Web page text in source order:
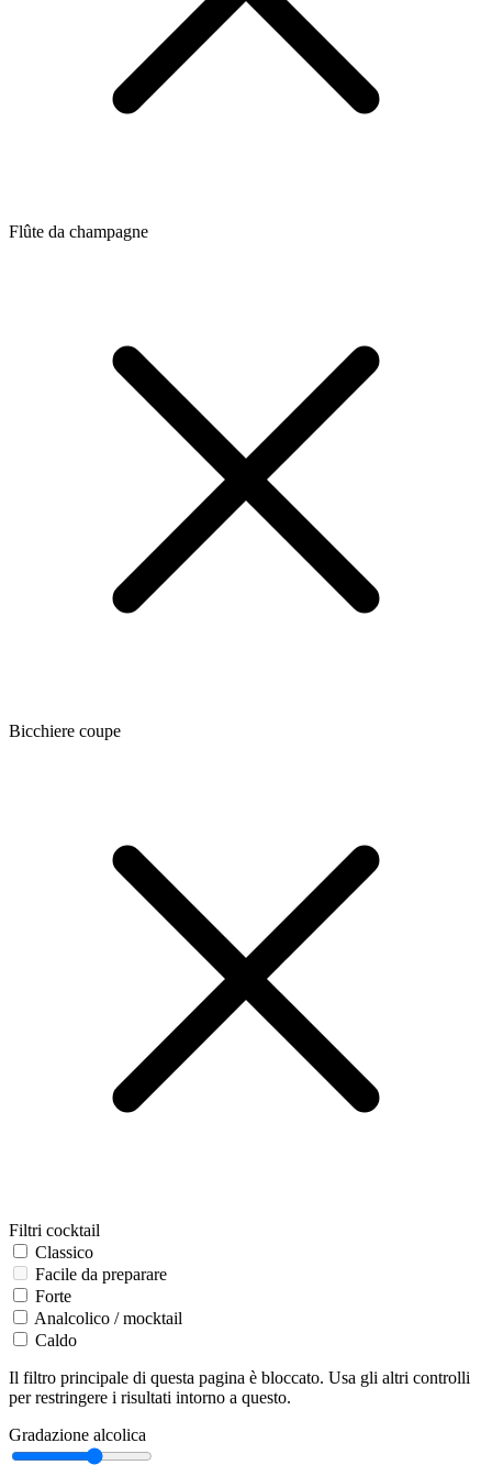
Flûte da champagne
Bicchiere coupe
Filtri cocktail
Classico
Facile da preparare
Forte
Analcolico / mocktail
Caldo
Il filtro principale di questa pagina è bloccato. Usa gli altri controlli
per restringere i risultati intorno a questo.
Gradazione alcolica